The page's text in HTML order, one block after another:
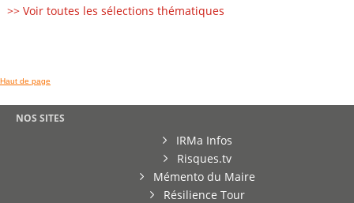
>> Voir toutes les sélections thématiques
Haut de page
NOS SITES
IRMa Infos
Risques.tv
Mémento du Maire
Résilience Tour